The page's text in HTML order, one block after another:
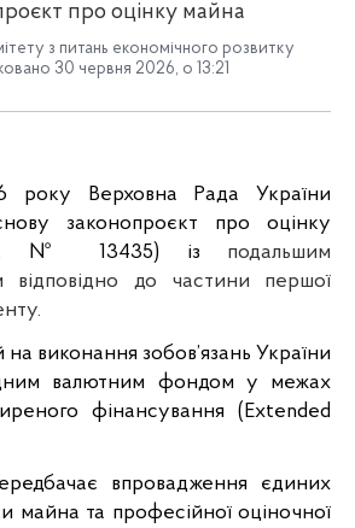
про оцінку майна
з питань економічного розвитку
30 червня 2026, о 13:21
року Верховна Рада України
законопроєкт про оцінку
№ 13435) із подальшим
відповідно до частини першої
виконання зобов’язань України
валютним фондом у межах
фінансування (Extended
впровадження єдиних
майна та професійної оціночної